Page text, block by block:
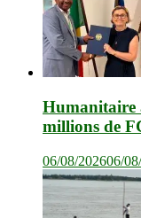
Humanitaire
millions de
06/08/202606/